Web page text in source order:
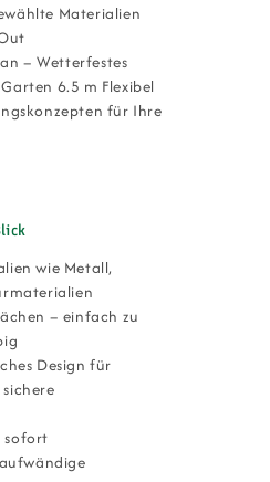
Materialien
– Wetterfestes
6.5 m Flexibel
für Ihre
wie Metall,
– einfach zu
Design für
sofort